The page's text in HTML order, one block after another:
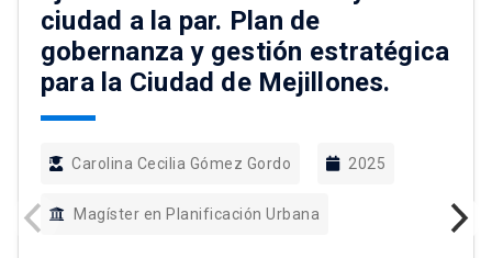
ciudad a la par. Plan de
gobernanza y gestión estratégica
para la Ciudad de Mejillones.
Carolina Cecilia Gómez Gordo 2025
Magíster en Planificación Urbana